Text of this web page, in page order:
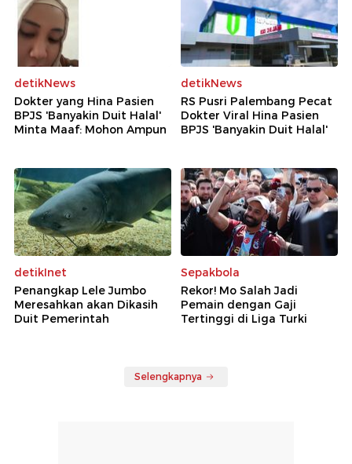
detikNews
Dokter yang Hina Pasien
BPJS 'Banyakin Duit Halal'
Minta Maaf: Mohon Ampun
detikNews
RS Pusri Palembang Pecat
Dokter Viral Hina Pasien
BPJS 'Banyakin Duit Halal'
detikInet
Penangkap Lele Jumbo
Meresahkan akan Dikasih
Duit Pemerintah
Sepakbola
Rekor! Mo Salah Jadi
Pemain dengan Gaji
Tertinggi di Liga Turki
Selengkapnya